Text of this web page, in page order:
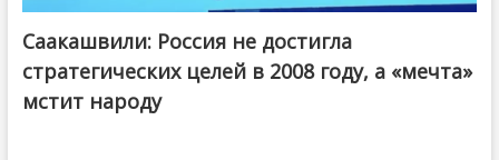
Саакашвили: Россия не достигла
стратегических целей в 2008 году, а «мечта»
мстит народу